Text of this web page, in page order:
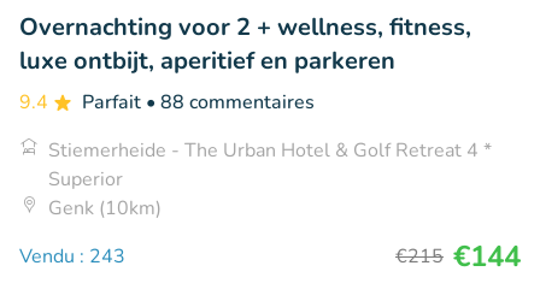
Overnachting voor 2 + wellness, fitness,
luxe ontbijt, aperitief en parkeren
9.4 Parfait • 88 commentaires
Stiemerheide - The Urban Hotel & Golf Retreat 4 *
Superior
Genk (10km)
Vendu : 243
€215 €144